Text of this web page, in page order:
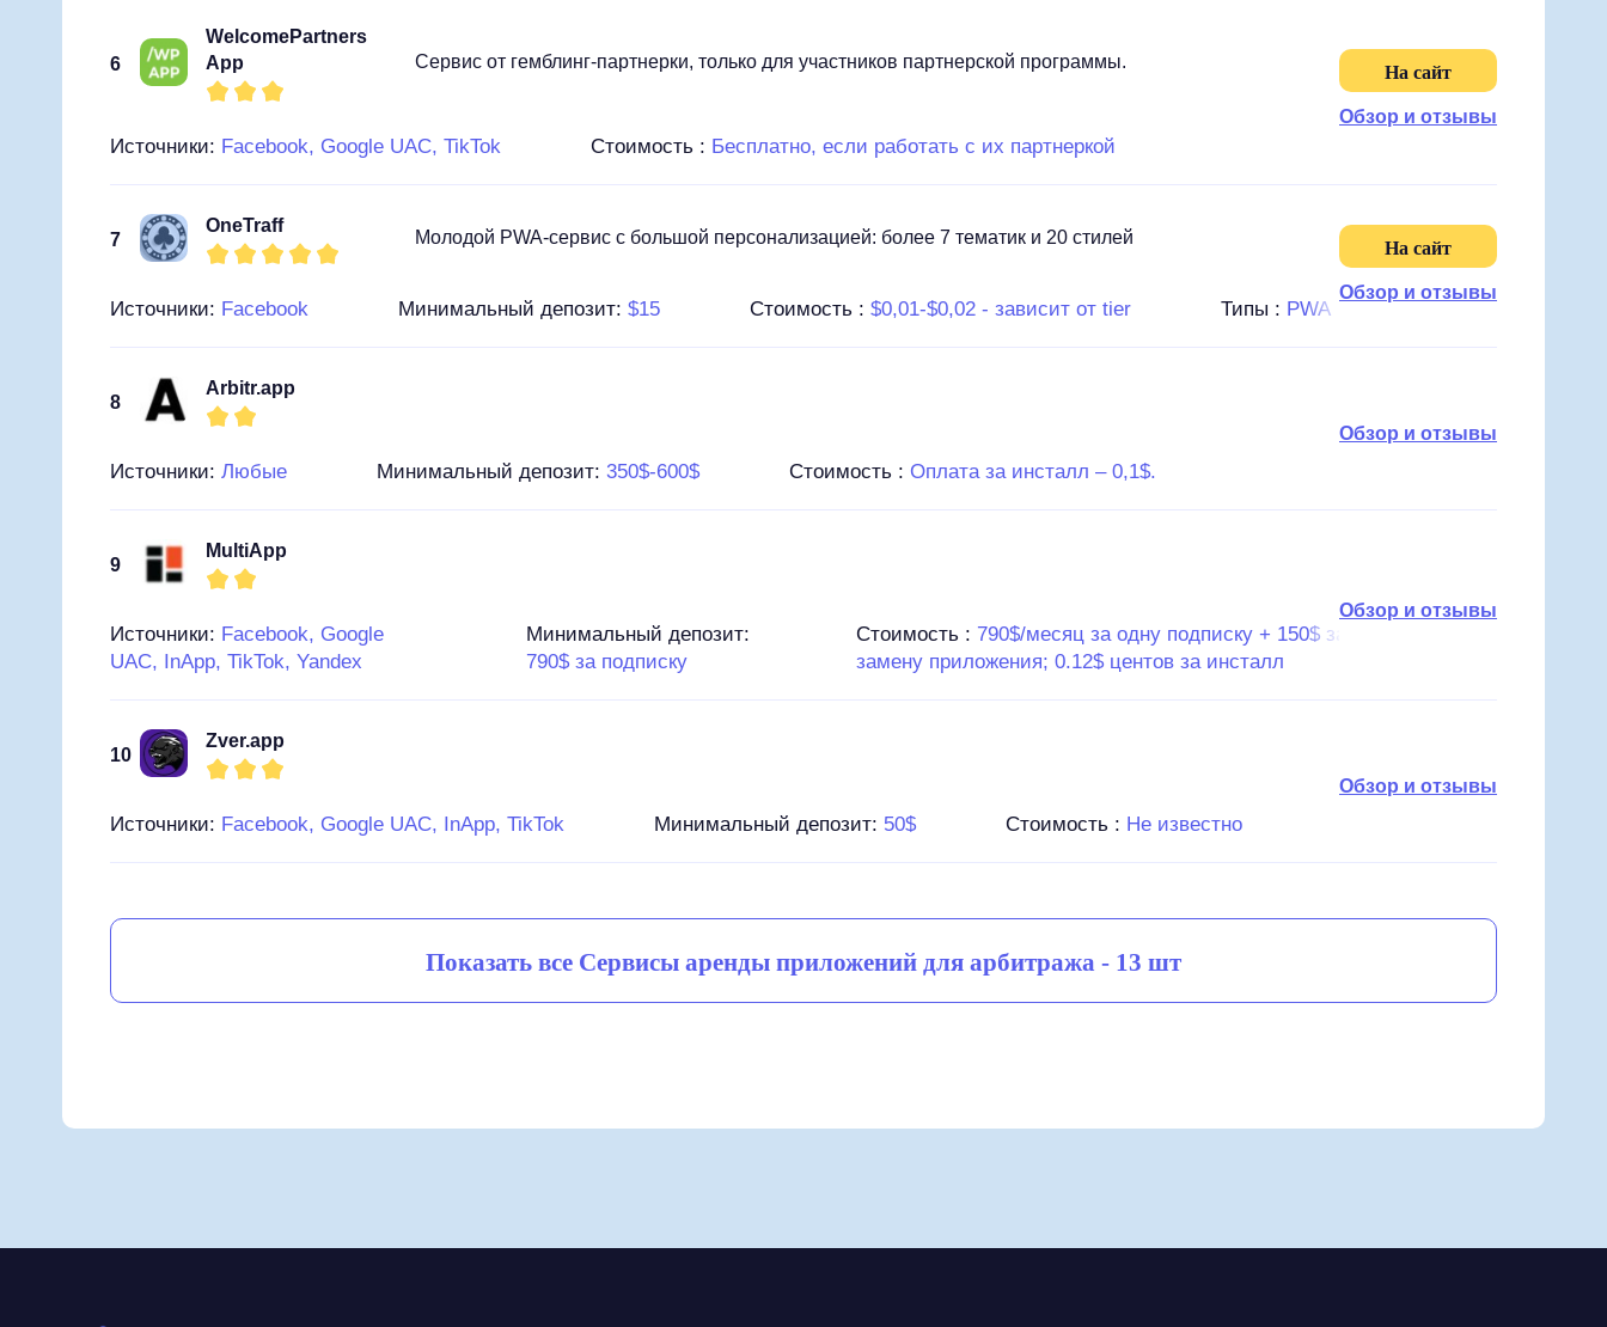
6
WelcomePartners
App
Сервис от гемблинг-партнерки, только для участников партнерской программы.
Источники: Facebook, Google UAC, TikTok Стоимость : Бесплатно, если работать с их партнеркой
На сайт
Обзор и отзывы
7
OneTraff
Молодой PWA-сервис c большой персонализацией: более 7 тематик и 20 стилей
Источники: Facebook Минимальный депозит: $15 Стоимость : $0,01-$0,02 - зависит от tier Типы : PWA
На сайт
Обзор и отзывы
8
Arbitr.app
Источники: Любые Минимальный депозит: 350$-600$ Стоимость : Оплата за инсталл – 0,1$.
Обзор и отзывы
9
MultiApp
Источники: Facebook, Google
UAC, InApp, TikTok, Yandex
Минимальный депозит:
790$ за подписку
Стоимость : 790$/месяц за одну подписку + 150$ за каждую
замену приложения; 0.12$ центов за инсталл
Обзор и отзывы
10
Zver.app
Источники: Facebook, Google UAC, InApp, TikTok Минимальный депозит: 50$ Стоимость : Не известно
Обзор и отзывы
Показать все Сервисы аренды приложений для арбитража - 13 шт